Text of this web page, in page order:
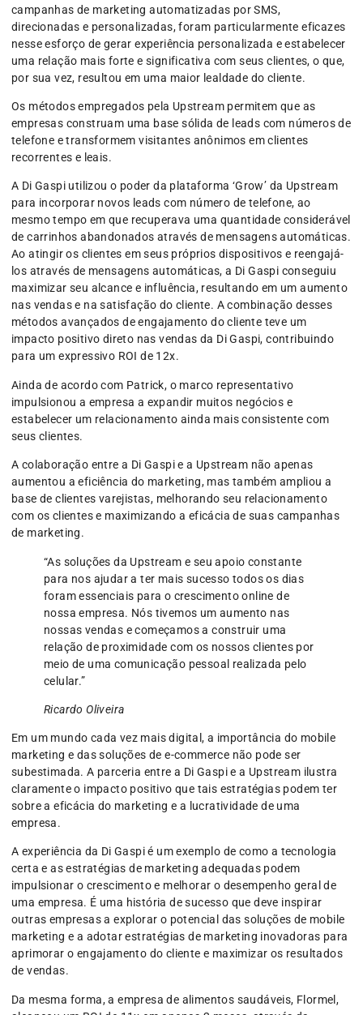
campanhas de marketing automatizadas por SMS,
direcionadas e personalizadas, foram particularmente eficazes
nesse esforço de gerar experiência personalizada e estabelecer
uma relação mais forte e significativa com seus clientes, o que,
por sua vez, resultou em uma maior lealdade do cliente.
Os métodos empregados pela Upstream permitem que as
empresas construam uma base sólida de leads com números de
telefone e transformem visitantes anônimos em clientes
recorrentes e leais.
A Di Gaspi utilizou o poder da plataforma ‘Grow’ da Upstream
para incorporar novos leads com número de telefone, ao
mesmo tempo em que recuperava uma quantidade considerável
de carrinhos abandonados através de mensagens automáticas.
Ao atingir os clientes em seus próprios dispositivos e reengajá-
los através de mensagens automáticas, a Di Gaspi conseguiu
maximizar seu alcance e influência, resultando em um aumento
nas vendas e na satisfação do cliente. A combinação desses
métodos avançados de engajamento do cliente teve um
impacto positivo direto nas vendas da Di Gaspi, contribuindo
para um expressivo ROI de 12x.
Ainda de acordo com Patrick, o marco representativo
impulsionou a empresa a expandir muitos negócios e
estabelecer um relacionamento ainda mais consistente com
seus clientes.
A colaboração entre a Di Gaspi e a Upstream não apenas
aumentou a eficiência do marketing, mas também ampliou a
base de clientes varejistas, melhorando seu relacionamento
com os clientes e maximizando a eficácia de suas campanhas
de marketing.
“As soluções da Upstream e seu apoio constante
para nos ajudar a ter mais sucesso todos os dias
foram essenciais para o crescimento online de
nossa empresa. Nós tivemos um aumento nas
nossas vendas e começamos a construir uma
relação de proximidade com os nossos clientes por
meio de uma comunicação pessoal realizada pelo
celular.”
Ricardo Oliveira
Em um mundo cada vez mais digital, a importância do mobile
marketing e das soluções de e-commerce não pode ser
subestimada. A parceria entre a Di Gaspi e a Upstream ilustra
claramente o impacto positivo que tais estratégias podem ter
sobre a eficácia do marketing e a lucratividade de uma
empresa.
A experiência da Di Gaspi é um exemplo de como a tecnologia
certa e as estratégias de marketing adequadas podem
impulsionar o crescimento e melhorar o desempenho geral de
uma empresa. É uma história de sucesso que deve inspirar
outras empresas a explorar o potencial das soluções de mobile
marketing e a adotar estratégias de marketing inovadoras para
aprimorar o engajamento do cliente e maximizar os resultados
de vendas.
Da mesma forma, a empresa de alimentos saudáveis, Flormel,